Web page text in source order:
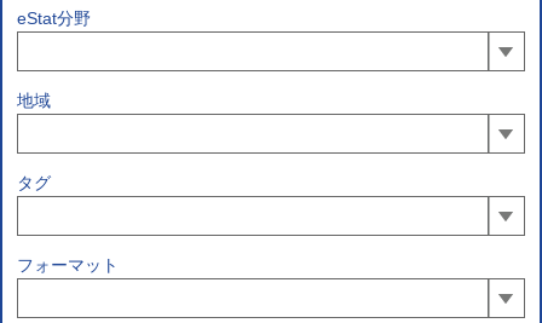
eStat分野
地域
タグ
フォーマット